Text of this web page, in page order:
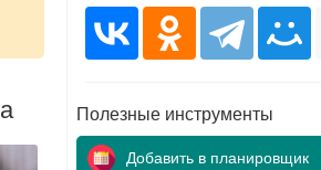
Полезные инструменты
Добавить в планировщик